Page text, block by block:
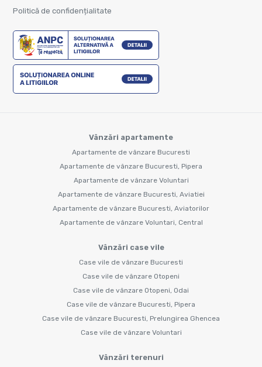
Politică de confidențialitate
Vânzări apartamente
Apartamente de vânzare Bucuresti
Apartamente de vânzare Bucuresti, Pipera
Apartamente de vânzare Voluntari
Apartamente de vânzare Bucuresti, Aviatiei
Apartamente de vânzare Bucuresti, Aviatorilor
Apartamente de vânzare Voluntari, Central
Vânzări case vile
Case vile de vânzare Bucuresti
Case vile de vânzare Otopeni
Case vile de vânzare Otopeni, Odai
Case vile de vânzare Bucuresti, Pipera
Case vile de vânzare Bucuresti, Prelungirea Ghencea
Case vile de vânzare Voluntari
Vânzări terenuri